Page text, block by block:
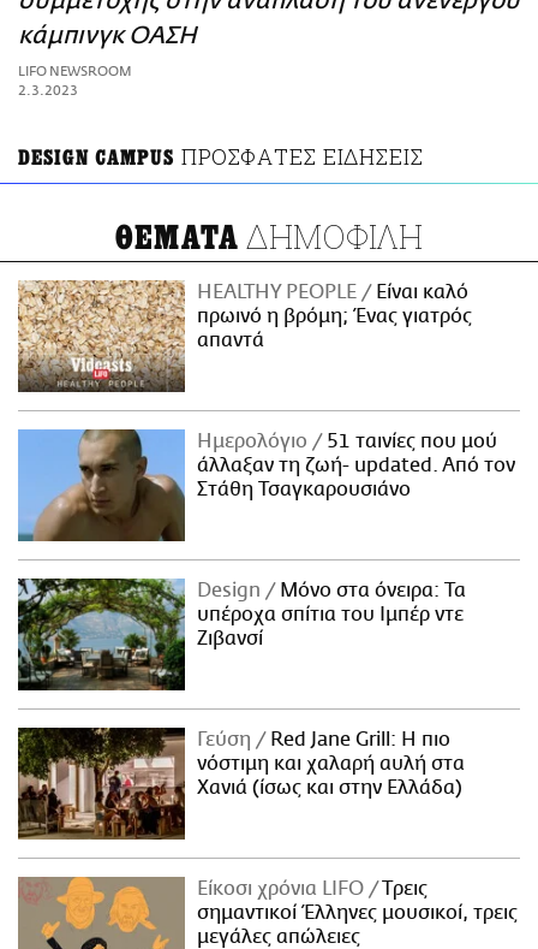
ΑΜΠΑ
PRINT
κάμπινγκ ΟΑΣΗ
LIFO NEWSROOM
2.3.2023
DESIGN CAMPUS ΠΡΟΣΦΑΤΕΣ ΕΙΔΗΣΕΙΣ
ΘΕΜΑΤΑ ΔΗΜΟΦΙΛΗ
HEALTHY PEOPLE
Είναι καλό
πρωινό η βρόμη; Ένας γιατρός
απαντά
Ημερολόγιο
51 ταινίες που μού
άλλαξαν τη ζωή- updated. Aπό τον
Στάθη Τσαγκαρουσιάνο
Design
Μόνο στα όνειρα: Τα
υπέροχα σπίτια του Ιμπέρ ντε
Ζιβανσί
Γεύση
Red Jane Grill: Η πιο
νόστιμη και χαλαρή αυλή στα
Χανιά (ίσως και στην Ελλάδα)
Είκοσι χρόνια LIFO
Tρεις
σημαντικοί Έλληνες μουσικοί, τρεις
μεγάλες απώλειες